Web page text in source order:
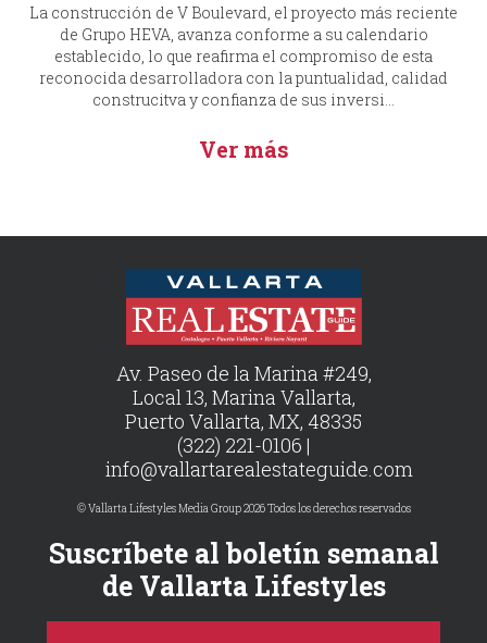
La construcción de V Boulevard, el proyecto más reciente
de Grupo HEVA, avanza conforme a su calendario
establecido, lo que reafirma el compromiso de esta
reconocida desarrolladora con la puntualidad, calidad
construcitva y confianza de sus inversi...
Ver más
Av. Paseo de la Marina #249,
Local 13, Marina Vallarta,
Puerto Vallarta, MX, 48335
(322) 221-0106 |
info@vallartarealestateguide.com
© Vallarta Lifestyles Media Group 2026 Todos los derechos reservados
Suscríbete al boletín semanal
de Vallarta Lifestyles